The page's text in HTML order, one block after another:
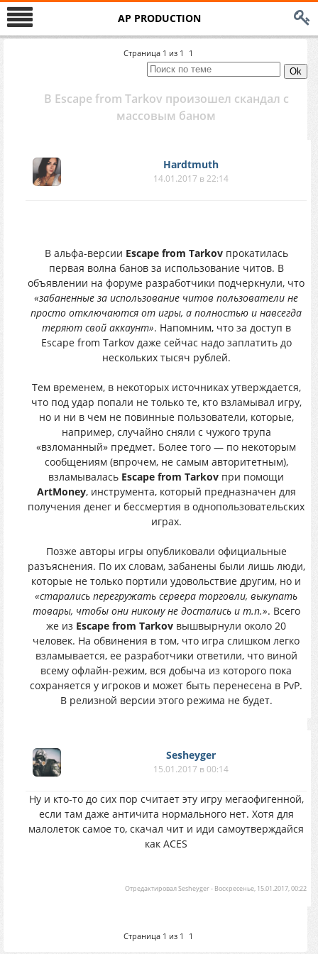
AP PRODUCTION
Страница 1 из 1 1
В Escape from Tarkov произошел скандал с
массовым баном
Hardtmuth
14.01.2017 в 22:14
В альфа-версии Escape from Tarkovпрокатилась
первая волна банов за использование читов. В
объявлении на форуме разработчики подчеркнули, что
«забаненные за использование читов пользователи не
просто отключаются от игры, а полностью и навсегда
теряют свой аккаунт». Напомним, что за доступ в
Escape from Tarkov даже сейчас надо заплатить до
нескольких тысяч рублей.
Тем временем, в некоторых источниках утверждается,
что под удар попали не только те, кто взламывал игру,
но и ни в чем не повинные пользователи, которые,
например, случайно сняли с чужого трупа
«взломанный» предмет. Более того — по некоторым
сообщениям (впрочем, не самым авторитетным),
взламывалась Escape from Tarkov при помощи
ArtMoney, инструмента, который предназначен для
получения денег и бессмертия в однопользовательских
играх.
Позже авторы игры опубликовали официальные
разъяснения. По их словам, забанены были лишь люди,
которые не только портили удовольствие другим, но и
«старались перегружать сервера торговли, выкупать
товары, чтобы они никому не достались и т.п.». Всего
же из Escape from Tarkov вышвырнули около 20
человек. На обвинения в том, что игра слишком легко
взламывается, ее разработчики ответили, что виной
всему офлайн-режим, вся добыча из которого пока
сохраняется у игроков и может быть перенесена в PvP.
В релизной версии этого режима не будет.
Sesheyger
15.01.2017 в 00:14
Ну и кто-то до сих пор считает эту игру мегаофигенной,
если там даже античита нормального нет. Хотя для
малолеток самое то, скачал чит и иди самоутверждайся
как ACES
ОтредактировалSesheyger- Воскресенье, 15.01.2017, 00:22
Страница 1 из 1 1